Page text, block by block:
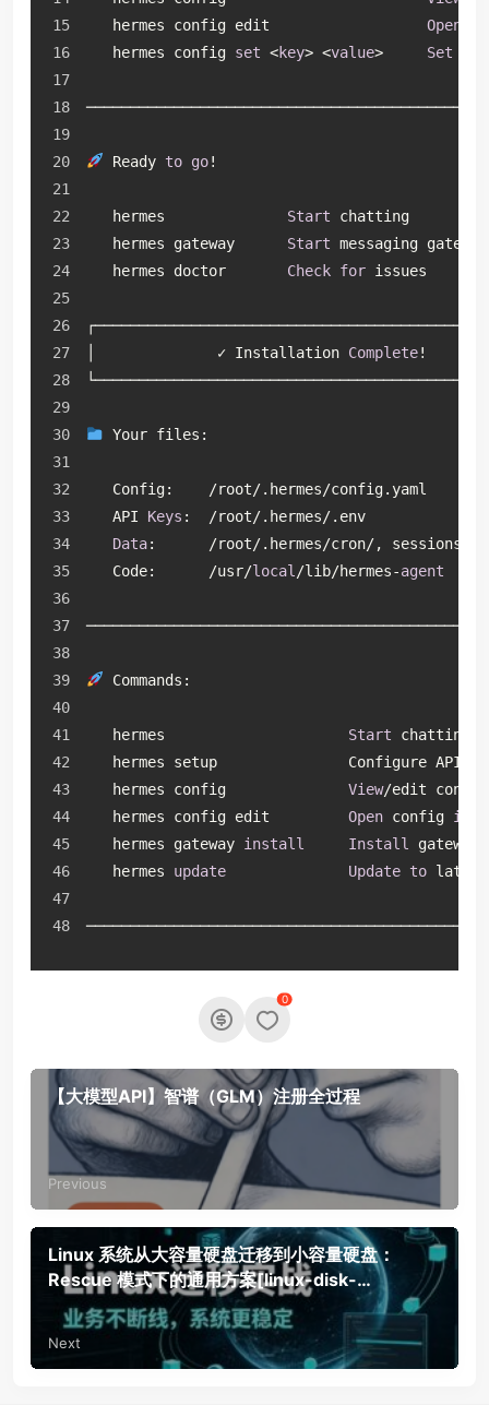
   hermes config edit
Open
   hermes config
set <key> <value> Set
Ready to go!
   hermes
Start chatting
   hermes gateway
Start messaging gateway
   hermes doctor
Check for issues
│              ✓ Installation Complete!
Your files:
   Config:    /root/.hermes/config.yaml
   API
Keys :  /root/.hermes/.env
Data:      /root/.hermes/cron/, sessions/,
   Code:      /usr/
local /lib/hermes-agent
Commands:
   hermes
Start chatting
   hermes setup               Configure API
   hermes config
View/edit
   hermes config edit
Open config in
   hermes gateway
install Install
   hermes
update Update to
0
【大模型API】智谱（GLM）注册全过程
Previous
Linux 系统从大容量硬盘迁移到小容量硬盘：
Rescue 模式下的通用方案[linux-disk-
migration-rescue-guide]
Next